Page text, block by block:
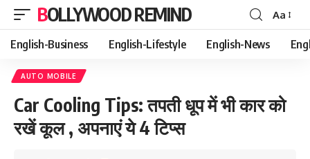
BOLLYWOOD REMIND
Font
Resizer
Aa
English-Business English-Lifestyle English-News
AUTO MOBILE
Car Cooling Tips: तपती धूप में भी कार को
रखें कूल , अपनाएं ये 4 टिप्स